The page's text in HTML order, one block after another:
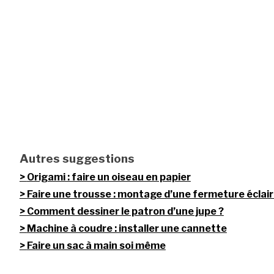
Autres suggestions
Origami : faire un oiseau en papier
Faire une trousse : montage d’une fermeture
Comment dessiner le patron d’une jupe ?
Machine à coudre : installer une cannette
Faire un sac à main soi même